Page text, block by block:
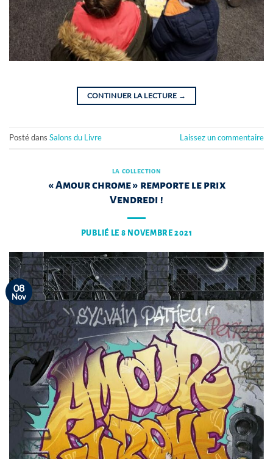
CONTINUER LA LECTURE →
Posté dans Salons du Livre Laissez un commentaire
LA COLLECTION
« Amour chrome » remporte le prix
Vendredi !
PUBLIÉ LE 8 NOVEMBRE 2021
08
Nov